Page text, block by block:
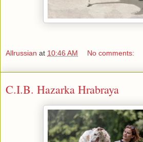
Allrussian at 10:46 AM No comments:
C.I.B. Hazarka Hrabraya